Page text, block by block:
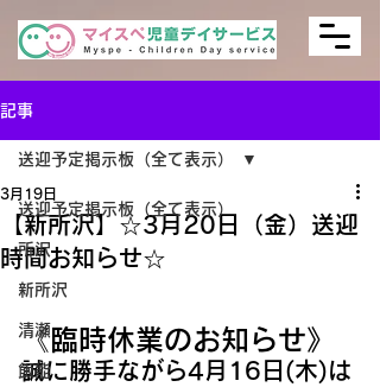
記事
送迎予定掲示板（全て表示）
所沢
新所沢
清瀬
飯能
送迎予定掲示板（全て表示）
【新所沢】☆3月20日（金）送迎
時間お知らせ☆
3月19日
《臨時休業のお知らせ》
誠に勝手ながら4月16日(木)は